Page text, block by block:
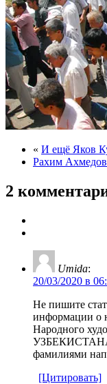
« И ещё Яков
Рахим
2
Umida:
20/03/2020 в
Не пишите
информации о
Народного
УЗБЕКИСТАНА
фамилиями
[Цитировать]